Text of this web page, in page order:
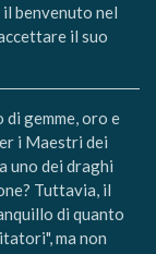
benvenuto nel
il suo
gemme, oro e
i Maestri dei
uno dei draghi
Tuttavia, il
di quanto
ma non